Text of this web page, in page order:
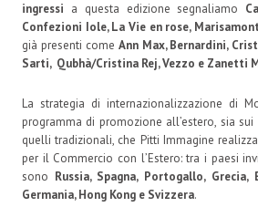
ingressi a questa edizione segnaliamo
Confezioni Iole, La Vie en rose,
già presenti come Ann Max, Bernardini,
Sarti, Qubhà/Cristina Rej, Vezzo e Zanetti
La strategia di internazionalizzazione di
programma di promozione all’estero, sia
quelli tradizionali, che Pitti Immagine
per il Commercio con l’Estero: tra i paesi
sono Russia, Spagna, Portogallo, Grecia,
Germania, Hong Kong e Svizzera.